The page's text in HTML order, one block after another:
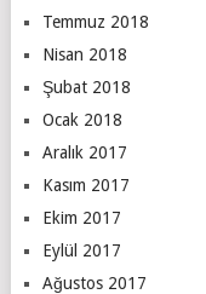
Temmuz 2018
Nisan 2018
Şubat 2018
Ocak 2018
Aralık 2017
Kasım 2017
Ekim 2017
Eylül 2017
Ağustos 2017